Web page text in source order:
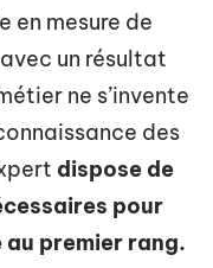
en mesure de
un résultat
ne s’invente
des
dispose de
pour
premier rang.